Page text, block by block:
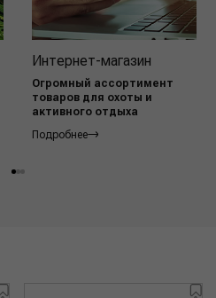
Интернет-магазин
Огромный ассортимент
товаров для охоты и
активного отдыха
Подробнее